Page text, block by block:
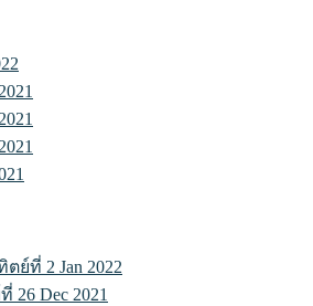
ตย์ที่ 2 Jan 2022
26 Dec 2021